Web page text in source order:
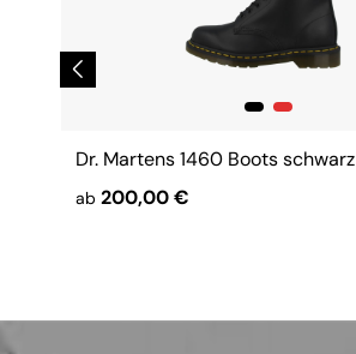
Dr. Martens 1460 Boots schwarz
ab 200,00 €